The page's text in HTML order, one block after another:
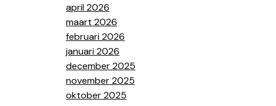
april 2026
maart 2026
februari 2026
januari 2026
december 2025
november 2025
oktober 2025